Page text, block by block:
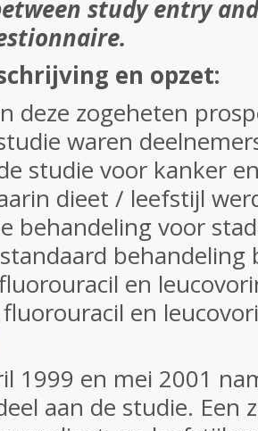
study entry
en opzet:
deze zogeheten
waren
studie voor kanker
dieet / leefstijl
behandeling voor
behandeling
en
en
1999 en mei 2001
aan de studie. Een